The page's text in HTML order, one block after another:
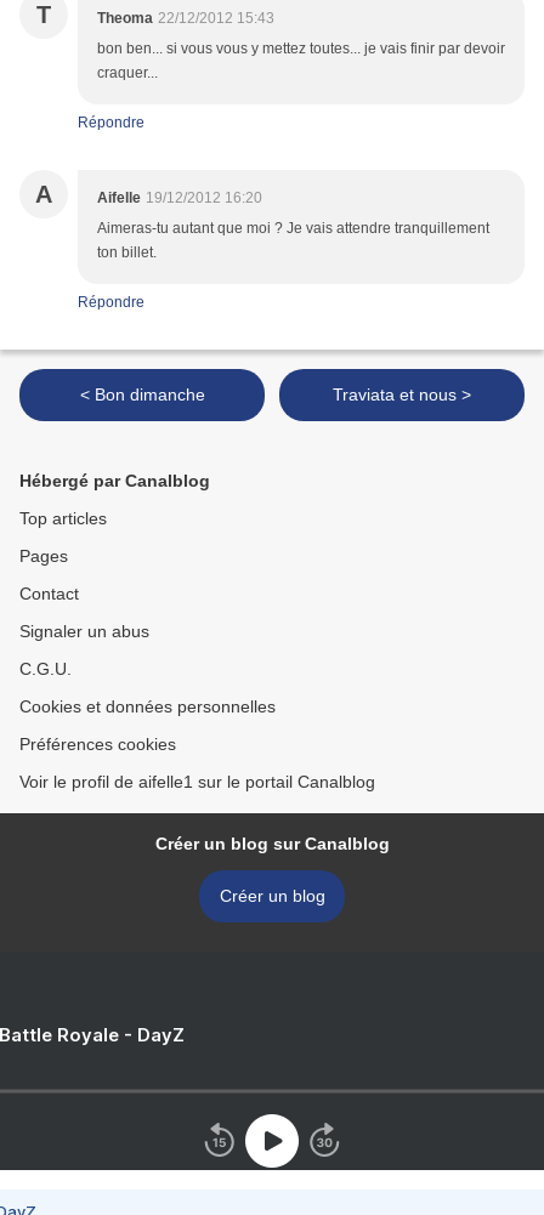
T Theoma 22/12/2012 15:43
bon ben... si vous vous y mettez toutes... je vais finir par devoir
craquer...
Répondre
A Aifelle 19/12/2012 16:20
Aimeras-tu autant que moi ? Je vais attendre tranquillement
ton billet.
Répondre
< Bon dimanche Traviata et nous >
Hébergé par Canalblog
Top articles
Pages
Contact
Signaler un abus
C.G.U.
Cookies et données personnelles
Préférences cookies
Voir le profil de aifelle1 sur le portail Canalblog
Créer un blog sur Canalblog
Créer un blog
Royale - DayZ